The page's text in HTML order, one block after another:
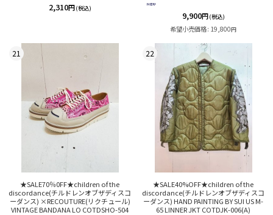
2,310円(税込)
9,900円(税込)
希望小売価格: 19,800円
21
★SALE70％0FF★children of the
discordance(チルドレンオブザディスコ
ーダンス) ×RECOUTURE(リクチュール)
VINTAGE BANDANA LO COTDSHO-504
22
★SALE40%OFF★children of the
discordance(チルドレンオブザディスコ
ーダンス) HAND PAINTING BY SUI US M-
65 LINNER JKT COTDJK-006(A)